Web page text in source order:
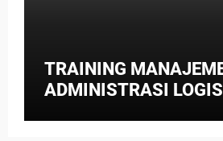
TRAINING
ADMINISTRASI